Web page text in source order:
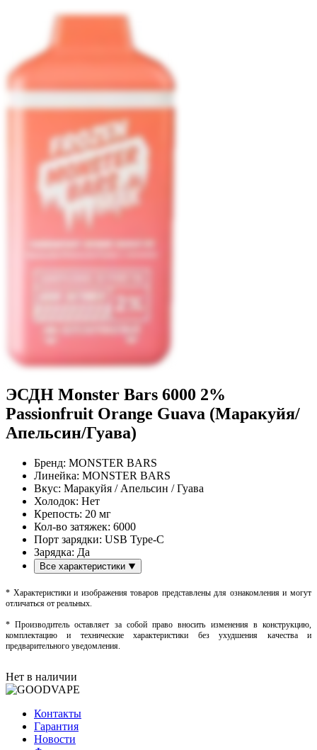
ЭСДН Monster Bars 6000 2%
Passionfruit Orange Guava (Маракуйя/
Апельсин/Гуава)
Бренд: MONSTER BARS
Линейка: MONSTER BARS
Вкус: Маракуйя / Апельсин / Гуава
Холодок: Нет
Крепость: 20 мг
Кол-во затяжек: 6000
Порт зарядки: USB Type-C
Зарядка: Да
Все характеристики
* Характеристики и изображения товаров представлены для ознакомления и могут
отличаться от реальных.
* Производитель оставляет за собой право вносить изменения в конструкцию,
комплектацию и технические характеристики без ухудшения качества и
предварительного уведомления.
Нет в наличии
Контакты
Гарантия
Новости